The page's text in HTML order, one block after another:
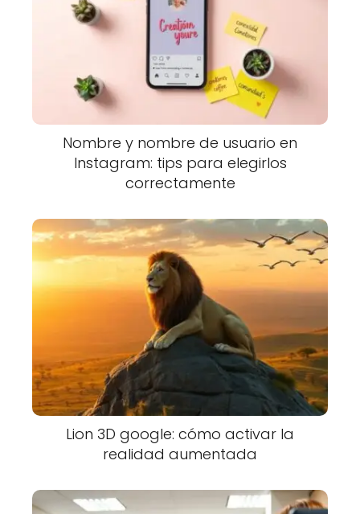
Nombre y nombre de usuario en
Instagram: tips para elegirlos
correctamente
Lion 3D google: cómo activar la
realidad aumentada